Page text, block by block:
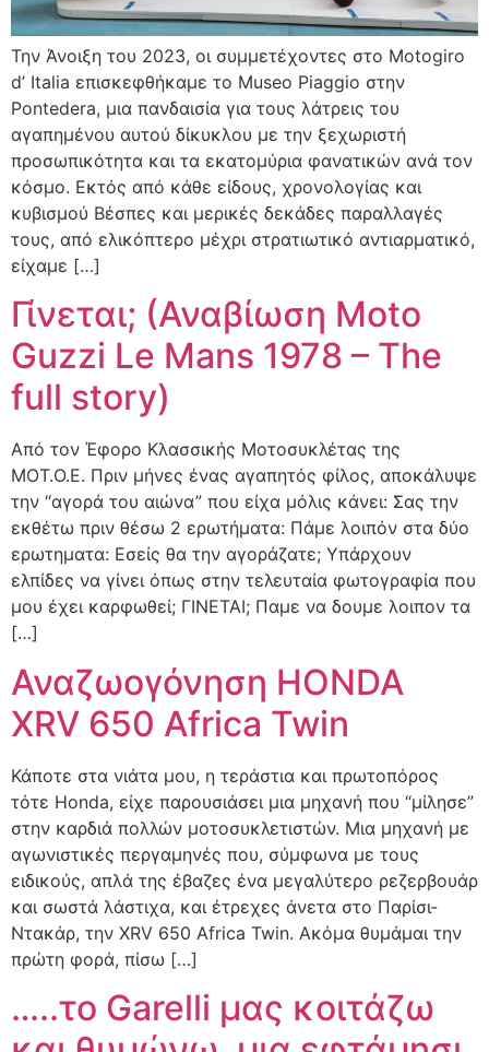
Την Άνοιξη του 2023, οι συμμετέχοντες στο Motogiro
d’ Italia επισκεφθήκαμε το Museo Piaggio στην
Pontedera, μια πανδαισία για τους λάτρεις του
αγαπημένου αυτού δίκυκλου με την ξεχωριστή
προσωπικότητα και τα εκατομύρια φανατικών ανά τον
κόσμο. Εκτός από κάθε είδους, χρονολογίας και
κυβισμού Βέσπες και μερικές δεκάδες παραλλαγές
τους, από ελικόπτερο μέχρι στρατιωτικό αντιαρματικό,
είχαμε […]
Γίνεται; (Αναβίωση Moto
Guzzi Le Mans 1978 – The
full story)
Από τον Έφορο Κλασσικής Μοτοσυκλέτας της
ΜΟΤ.Ο.Ε. Πριν μήνες ένας αγαπητός φίλος, αποκάλυψε
την “αγορά του αιώνα” που είχα μόλις κάνει: Σας την
εκθέτω πριν θέσω 2 ερωτήματα: Πάμε λοιπόν στα δύο
ερωτηματα: Εσείς θα την αγοράζατε; Υπάρχουν
ελπίδες να γίνει όπως στην τελευταία φωτογραφία που
μου έχει καρφωθεί; ΓΙΝΕΤΑΙ; Παμε να δουμε λοιπον τα
[…]
Αναζωογόνηση HONDA
XRV 650 Africa Twin
Κάποτε στα νιάτα μου, η τεράστια και πρωτοπόρος
τότε Honda, είχε παρουσιάσει μια μηχανή που “μίλησε”
στην καρδιά πολλών μοτοσυκλετιστών. Μια μηχανή με
αγωνιστικές περγαμηνές που, σύμφωνα με τους
ειδικούς, απλά της έβαζες ένα μεγαλύτερο ρεζερβουάρ
και σωστά λάστιχα, και έτρεχες άνετα στο Παρίσι-
Ντακάρ, την XRV 650 Africa Twin. Ακόμα θυμάμαι την
πρώτη φορά, πίσω […]
…..το Garelli μας κοιτάζω